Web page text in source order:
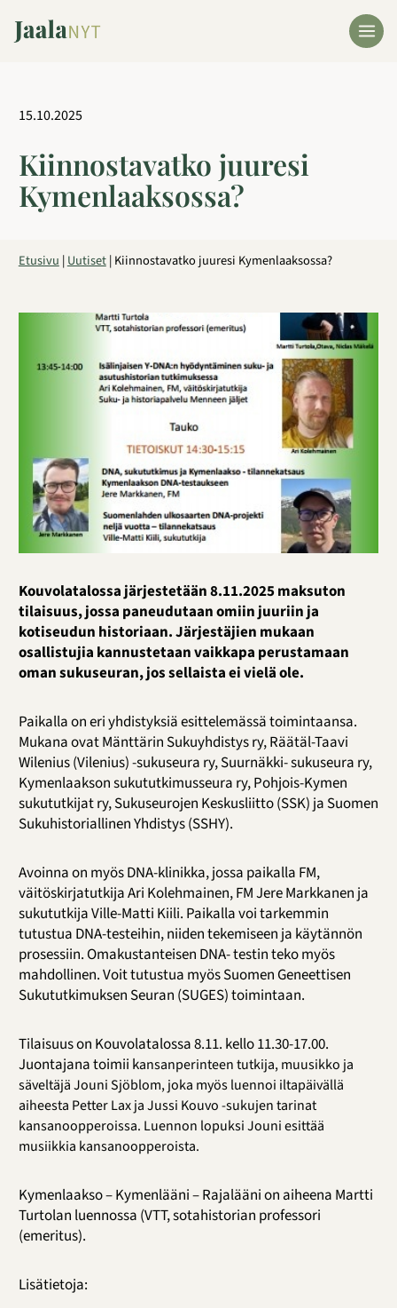
sisältöön
15.10.2025
Kiinnostavatko juuresi
Kymenlaaksossa?
Etusivu|Uutiset|Kiinnostavatko juuresi Kymenlaaksossa?
Kouvolatalossa järjestetään 8.11.2025 maksuton
tilaisuus, jossa paneudutaan omiin juuriin ja
kotiseudun historiaan. Järjestäjien mukaan
osallistujia kannustetaan vaikkapa perustamaan
oman sukuseuran, jos sellaista ei vielä ole.
Paikalla on eri yhdistyksiä esittelemässä toimintaansa.
Mukana ovat Mänttärin Sukuyhdistys ry, Räätäl-Taavi
Wilenius (Vilenius) -sukuseura ry, Suurnäkki- sukuseura ry,
Kymenlaakson sukututkimusseura ry, Pohjois-Kymen
sukututkijat ry, Sukuseurojen Keskusliitto (SSK) ja Suomen
Sukuhistoriallinen Yhdistys (SSHY).
Avoinna on myös DNA-klinikka, jossa paikalla FM,
väitöskirjatutkija Ari Kolehmainen, FM Jere Markkanen ja
sukututkija Ville-Matti Kiili. Paikalla voi tarkemmin
tutustua DNA-testeihin, niiden tekemiseen ja käytännön
prosessiin. Omakustanteisen DNA- testin teko myös
mahdollinen. Voit tutustua myös Suomen Geneettisen
Sukututkimuksen Seuran (SUGES) toimintaan.
Tilaisuus on Kouvolatalossa 8.11. kello 11.30-17.00.
Juontajana toimii kansanperinteentutkija,muusikko ja
säveltäjä JouniSjöblom, joka myös luennoi iltapäivällä
aiheesta PetterLaxjaJussi Kouvo-sukujentarinat
kansanoopperoissa. Luennon lopuksi Jouni esittää
musiikkia kansanoopperoista.
Kymenlaakso – Kymenlääni – Rajalääni on aiheena Martti
Turtolan luennossa (VTT, sotahistorian professori
(emeritus).
Lisätietoja: